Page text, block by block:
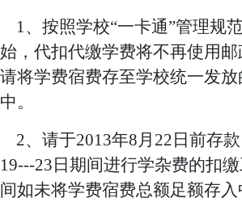
1、按照学校“一卡通”管理规
始，代扣代缴学费将不再使用邮
请将学费宿费存至学校统一发
中。
2、请于2013年8月 22 日前存
19---23 日期间进行学杂费的扣
间如未将学费宿费总额足额存入